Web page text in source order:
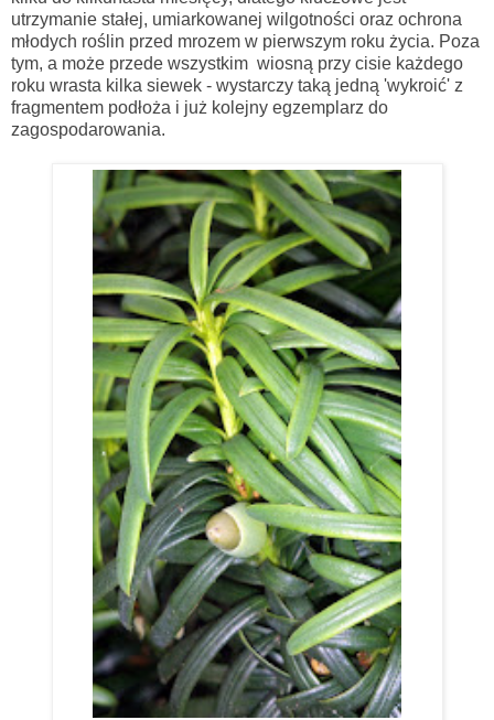
utrzymanie stałej, umiarkowanej wilgotności oraz ochrona
młodych roślin przed mrozem w pierwszym roku życia. Poza
tym, a może przede wszystkim wiosną przy cisie każdego
roku wrasta kilka siewek - wystarczy taką jedną 'wykroić' z
fragmentem podłoża i już kolejny egzemplarz do
zagospodarowania.